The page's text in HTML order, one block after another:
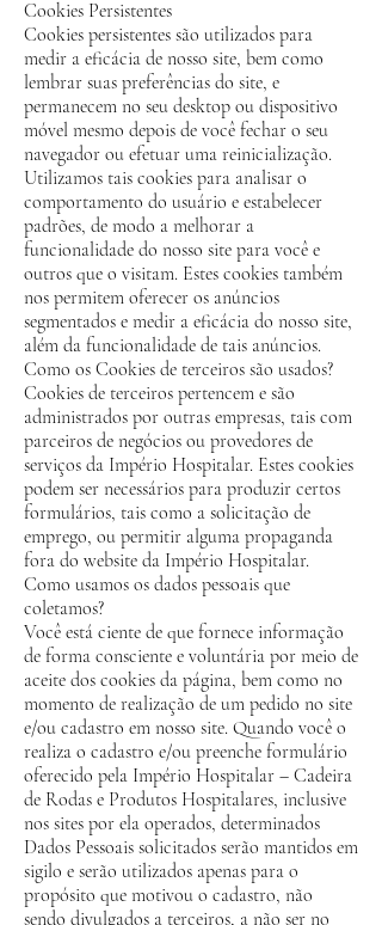
Cookies Persistentes
Cookies persistentes são utilizados para
medir a eficácia de nosso site, bem como
lembrar suas preferências do site, e
permanecem no seu desktop ou dispositivo
móvel mesmo depois de você fechar o seu
navegador ou efetuar uma reinicialização.
Utilizamos tais cookies para analisar o
comportamento do usuário e estabelecer
padrões, de modo a melhorar a
funcionalidade do nosso site para você e
outros que o visitam. Estes cookies também
nos permitem oferecer os anúncios
segmentados e medir a eficácia do nosso site,
além da funcionalidade de tais anúncios.
Como os Cookies de terceiros são usados?
Cookies de terceiros pertencem e são
administrados por outras empresas, tais com
parceiros de negócios ou provedores de
serviços da Império Hospitalar. Estes cookies
podem ser necessários para produzir certos
formulários, tais como a solicitação de
emprego, ou permitir alguma propaganda
fora do website da Império Hospitalar.
Como usamos os dados pessoais que
coletamos?
Você está ciente de que fornece informação
de forma consciente e voluntária por meio de
aceite dos cookies da página, bem como no
momento de realização de um pedido no site
e/ou cadastro em nosso site. Quando você o
realiza o cadastro e/ou preenche formulário
oferecido pela Império Hospitalar – Cadeira
de Rodas e Produtos Hospitalares, inclusive
nos sites por ela operados, determinados
Dados Pessoais solicitados serão mantidos em
sigilo e serão utilizados apenas para o
propósito que motivou o cadastro, não
sendo divulgados a terceiros, a não ser no